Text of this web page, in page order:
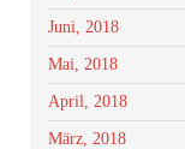
Juni, 2018
Mai, 2018
April, 2018
März, 2018